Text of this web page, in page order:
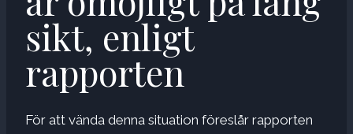
sikt, enligt
rapporten
För att vända denna situation föreslår rapporten